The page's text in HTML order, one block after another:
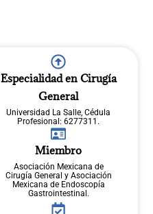
Especialidad en Cirugía
General
Universidad La Salle, Cédula
Profesional: 6277311.
Miembro
Asociación Mexicana de
Cirugía General y Asociación
Mexicana de Endoscopía
Gastrointestinal.